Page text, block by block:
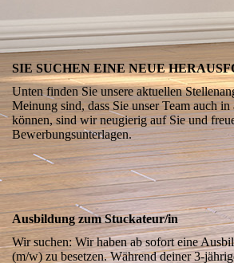
SIE SUCHEN EINE NEUE
Unten finden Sie unsere aktuellen
Meinung sind, dass Sie unser Team auch
können, sind wir neugierig auf Sie und
Bewerbungsunterlagen.
Ausbildung zum Stuckateur/in
Wir suchen: Wir haben ab sofort eine
(m/w) zu besetzen. Während deiner 3-